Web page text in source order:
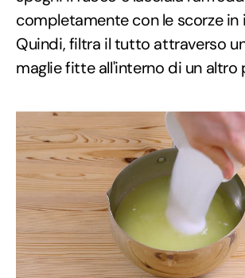
completamente con le scorze in
Quindi, filtra il tutto attraverso
maglie fitte all'interno di un altro